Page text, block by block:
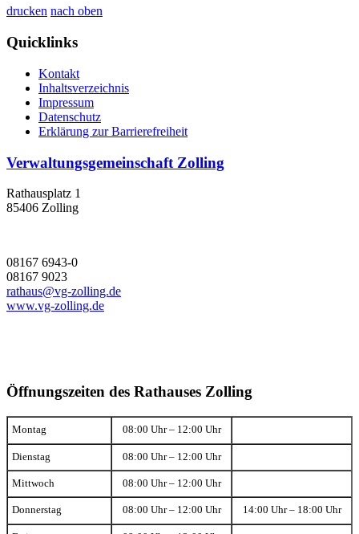
drucken nach oben
Quicklinks
Kontakt
Inhaltsverzeichnis
Impressum
Datenschutz
Erklärung zur Barrierefreiheit
Verwaltungsgemeinschaft Zolling
Rathausplatz 1
85406 Zolling
08167 6943-0
08167 9023
rathaus@vg-zolling.de
www.vg-zolling.de
Öffnungszeiten des Rathauses Zolling
Montag 08:00 Uhr – 12:00 Uhr
Dienstag 08:00 Uhr – 12:00 Uhr
Mittwoch 08:00 Uhr – 12:00 Uhr
Donnerstag 08:00 Uhr – 12:00 Uhr 14:00 Uhr – 18:00 Uhr